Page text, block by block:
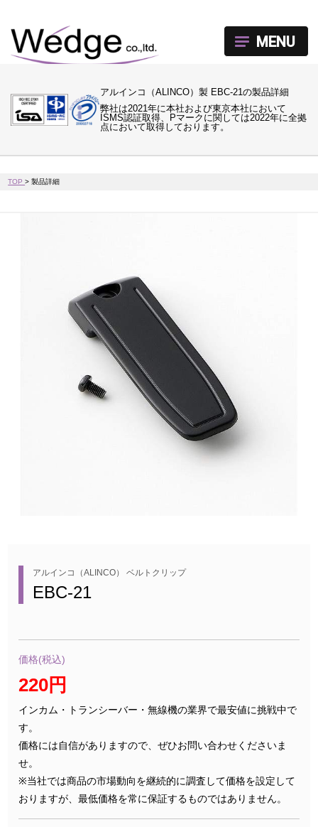
アルインコ（ALINCO）製 EBC-21の製品詳細
弊社は2021年に本社および東京本社において
ISMS認証取得、Pマークに関しては2022年に全拠
点において取得しております。
MENU
TOP>製品詳細
アルインコ（ALINCO） ベルトクリップ
EBC-21
価格(税込)
220円
インカム・トランシーバー・無線機の業界で最安値に挑戦中で
す。
価格には自信がありますので、ぜひお問い合わせくださいま
せ。
※当社では商品の市場動向を継続的に調査して価格を設定して
おりますが、最低価格を常に保証するものではありません。